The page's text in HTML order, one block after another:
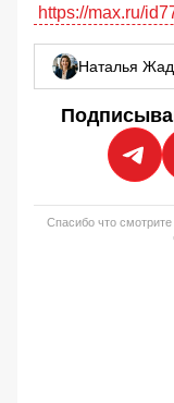
https://max.ru/
Наталья
Спасибо что смотрите